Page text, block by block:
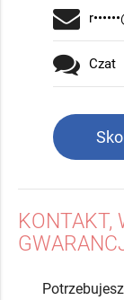
Czat
KONTAKT,